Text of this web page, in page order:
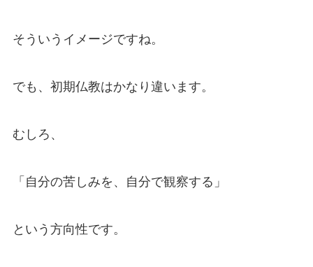
そういうイメージですね。
でも、初期仏教はかなり違います。
むしろ、
「自分の苦しみを、自分で観察する」
という方向性です。